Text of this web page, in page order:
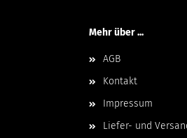
Mehr über ...
AGB
Kontakt
Impressum
Liefer- und